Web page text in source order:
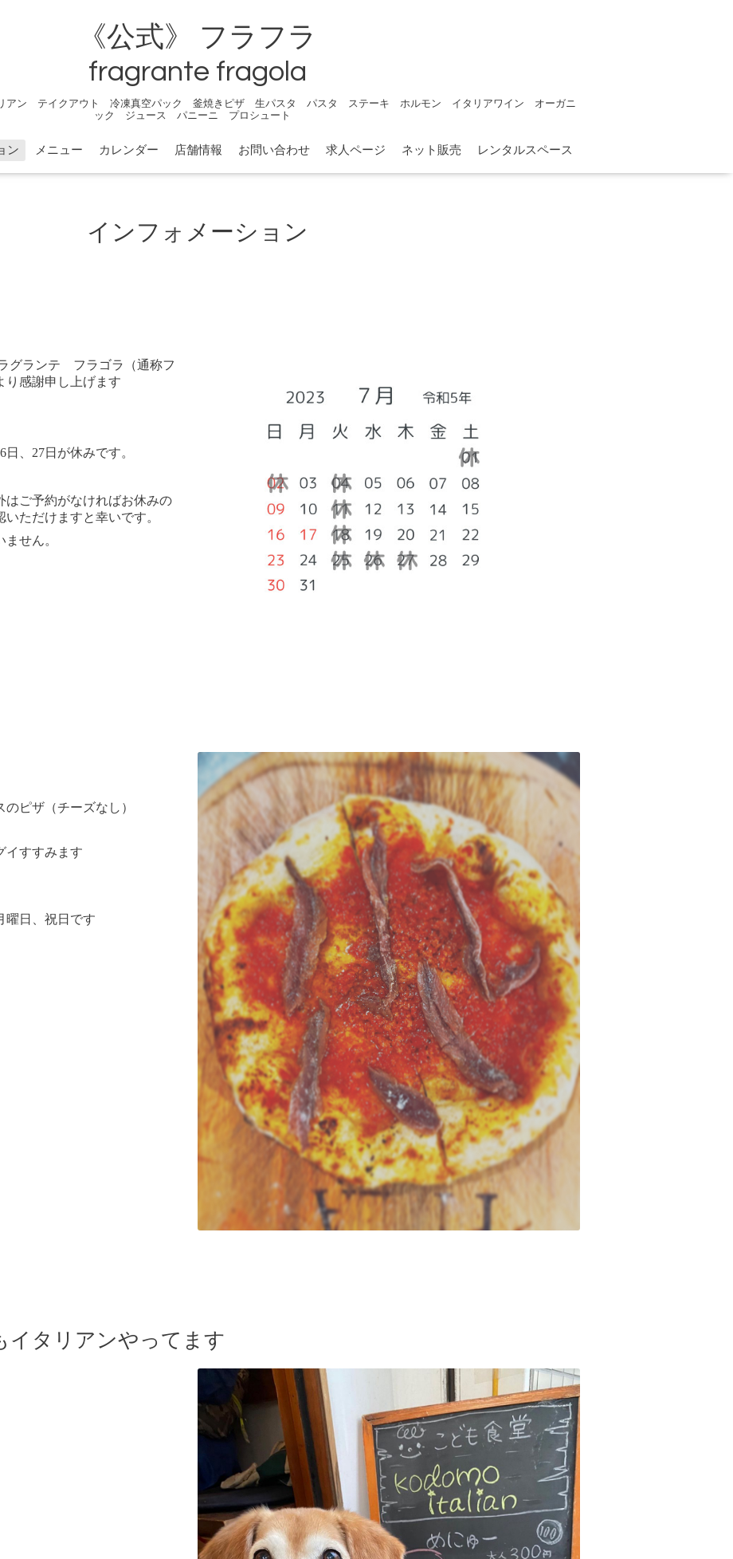
《公式》 フラフラ
fragrante fragola
ン テイクアウト 冷凍真空パック 釜焼きピザ 生パスタ パスタ ステーキ ホルモン イタリアワイン オーガニ
ック ジュース パニーニ プロシュート
ン メニュー カレンダー 店舗情報 お問い合わせ 求人ページ ネット販売 レンタルスペース
インフォメーション
グランテ フラゴラ（通称フ
り感謝申し上げます
、27日が休みです。
はご予約がなければお休みの
ただけますと幸いです。
せん。
ピザ（チーズなし）
イすすみます
曜日、祝日です
タリアンやってます